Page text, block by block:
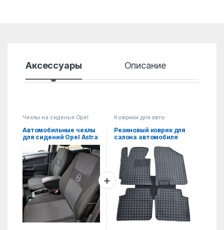
Аксессуары Описание
Чехлы на сиденья Opel
Автомобильные чехлы
для сидений Opel Astra
G Classic
Коврики для авто
Резиновый коврик для
салона автомобиля